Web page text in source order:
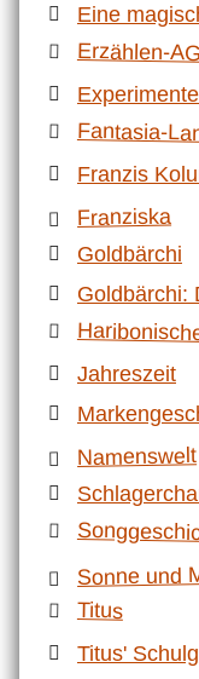
Eine
Erzählen-AG
Fantasia-
Franzis
Franziska
Goldbärchi
Goldbärchi:
Jahreszeit
Namenswelt
Sonne und
Titus
Titus'